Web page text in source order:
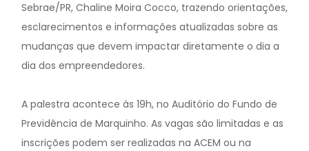
Sebrae/PR, Chaline Moira Cocco, trazendo orientações,
esclarecimentos e informações atualizadas sobre as
mudanças que devem impactar diretamente o dia a
dia dos empreendedores.
A palestra acontece às 19h, no Auditório do Fundo de
Previdência de Marquinho. As vagas são limitadas e as
inscrições podem ser realizadas na ACEM ou na